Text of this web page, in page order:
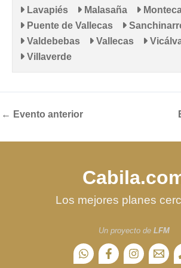
Lavapiés
Malasaña
Puente de Vallecas
Valdebebas
Vallecas
Villaverde
← Evento anterior
Los mejores planes
Un proyecto de LFM